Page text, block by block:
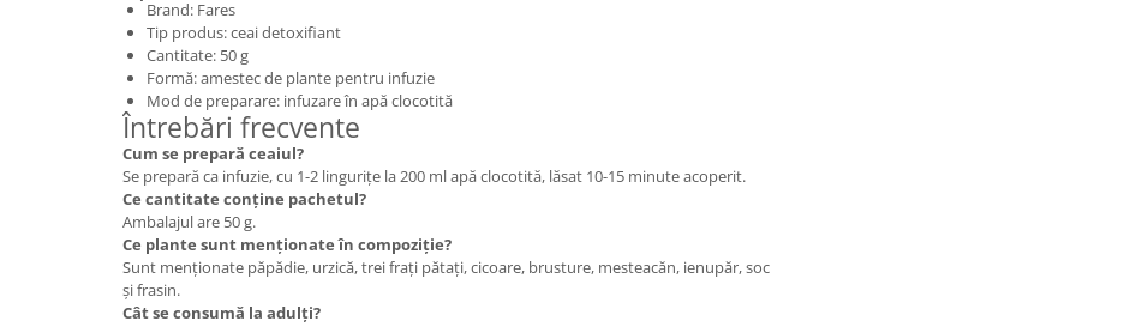
Brand: Fares
Tip produs: ceai detoxifiant
Cantitate: 50 g
Formă: amestec de plante pentru infuzie
Mod de preparare: infuzare în apă clocotită
Întrebări frecvente
Cum se prepară ceaiul?
Se prepară ca infuzie, cu 1-2 lingurițe la 200 ml apă clocotită, lăsat 10-15 minute acoperit.
Ce cantitate conține pachetul?
Ambalajul are 50 g.
Ce plante sunt menționate în compoziție?
Sunt menționate păpădie, urzică, trei frați pătați, cicoare, brusture, mesteacăn, ienupăr, soc
și frasin.
Cât se consumă la adulți?